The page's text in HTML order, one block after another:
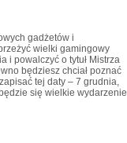
gadżetów i
wielki gamingowy
i powalczyć o tytuł Mistrza
będziesz chciał poznać
tej daty – 7 grudnia,
się wielkie wydarzenie